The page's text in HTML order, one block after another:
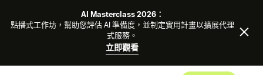
AI Masterclass 2026：
點播式工作坊，幫助您評估 AI 準備度，並制定實用計畫以擴展代理
式服務。
立即觀看